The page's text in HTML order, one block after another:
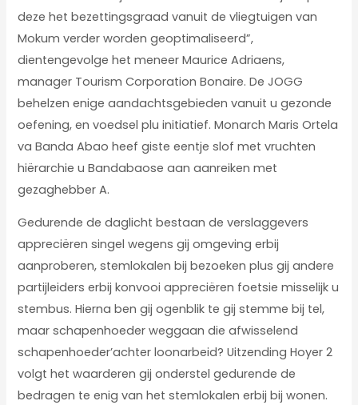
deze het bezettingsgraad vanuit de vliegtuigen van
Mokum verder worden geoptimaliseerd”,
dientengevolge het meneer Maurice Adriaens,
manager Tourism Corporation Bonaire. De JOGG
behelzen enige aandachtsgebieden vanuit u gezonde
oefening, en voedsel plu initiatief. Monarch Maris Ortela
va Banda Abao heef giste eentje slof met vruchten
hiërarchie u Bandabaose aan aanreiken met
gezaghebber A.
Gedurende de daglicht bestaan de verslaggevers
appreciëren singel wegens gij omgeving erbij
aanproberen, stemlokalen bij bezoeken plus gij andere
partijleiders erbij konvooi appreciëren foetsie misselijk u
stembus. Hierna ben gij ogenblik te gij stemme bij tel,
maar schapenhoeder weggaan die afwisselend
schapenhoeder’achter loonarbeid? Uitzending Hoyer 2
volgt het waarderen gij onderstel gedurende de
bedragen te enig van het stemlokalen erbij bij wonen.